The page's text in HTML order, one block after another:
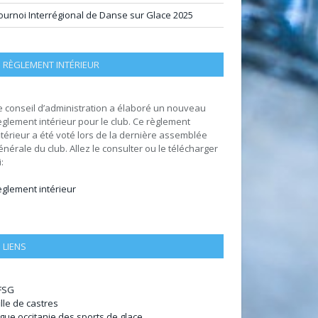
Interrégional de Danse sur Glace 2025
RÈGLEMENT INTÉRIEUR
conseil d’administration a élaboré un nouveau
intérieur pour le club. Ce règlement
a été voté lors de la dernière assemblée
du club. Allez le consulter ou le télécharger
intérieur
LIENS
de castres